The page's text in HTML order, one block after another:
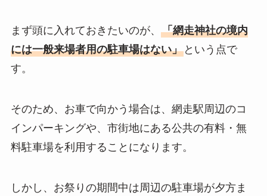
まず頭に入れておきたいのが、 「網走神社の境内
には一般来場者用の駐車場はない」という点で
す。
そのため、お車で向かう場合は、網走駅周辺のコ
インパーキングや、市街地にある公共の有料・無
料駐車場を利用することになります。
しかし、お祭りの期間中は周辺の駐車場が夕方ま